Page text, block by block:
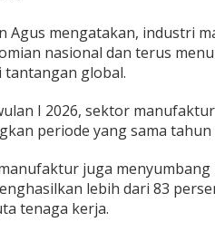
r
A
j
k
R
u
a
B
Agus mengatakan, industri
nasional dan terus
tantangan global.
I 2026, sektor
periode yang sama
juga
lebih dari 83
tenaga kerja.